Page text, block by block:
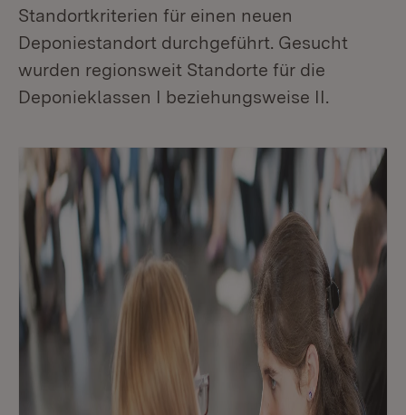
Standortkriterien für einen neuen
Deponiestandort durchgeführt. Gesucht
wurden regionsweit Standorte für die
Deponieklassen I beziehungsweise II.